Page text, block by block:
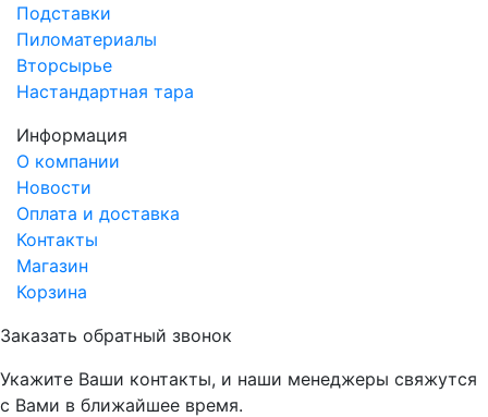
Подставки
Пиломатериалы
Вторсырье
Настандартная тара
Информация
О компании
Новости
Оплата и доставка
Контакты
Магазин
Корзина
Заказать обратный звонок
Укажите Ваши контакты, и наши менеджеры свяжутся
с Вами в ближайшее время.